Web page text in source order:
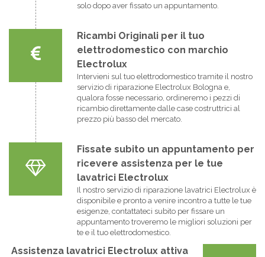
solo dopo aver fissato un appuntamento.
Ricambi Originali per il tuo
elettrodomestico con marchio
Electrolux
Intervieni sul tuo elettrodomestico tramite il nostro
servizio di riparazione Electrolux Bologna e,
qualora fosse necessario, ordineremo i pezzi di
ricambio direttamente dalle case costruttrici al
prezzo più basso del mercato.
Fissate subito un appuntamento per
ricevere assistenza per le tue
lavatrici Electrolux
Il nostro servizio di riparazione lavatrici Electrolux è
disponibile e pronto a venire incontro a tutte le tue
esigenze, contattateci subito per fissare un
appuntamento troveremo le migliori soluzioni per
te e il tuo elettrodomestico.
Assistenza lavatrici Electrolux attiva